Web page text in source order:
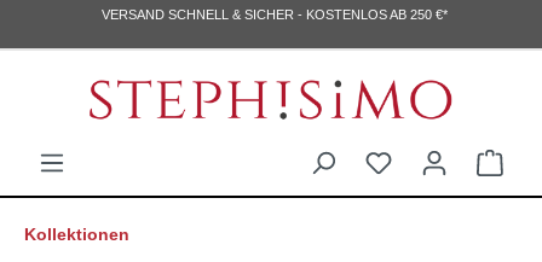
VERSAND SCHNELL & SICHER - KOSTENLOS AB 250 €*
Kollektionen